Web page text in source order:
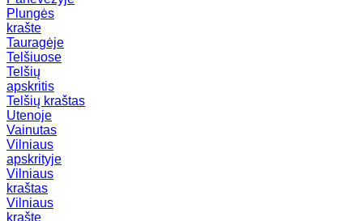
Plungės
krašte
Tauragėje
Telšiuose
Telšių
apskritis
Telšių kraštas
Utenoje
Vainutas
Vilniaus
apskrityje
Vilniaus
kraštas
Vilniaus
krašte